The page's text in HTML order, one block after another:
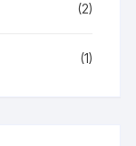
(2)
(1)